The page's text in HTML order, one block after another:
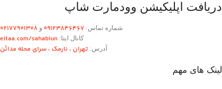
دریافت اپلیکیشن وودمارت شاپ
شماره تماس: ۰۹۱۲۳846467 و ۰2۱77901308
کانال ایتا: eitaa.com/sahabiun
آدرس: تهران ،‌ نارمک ، سرای محله مدائن
لینک های مهم